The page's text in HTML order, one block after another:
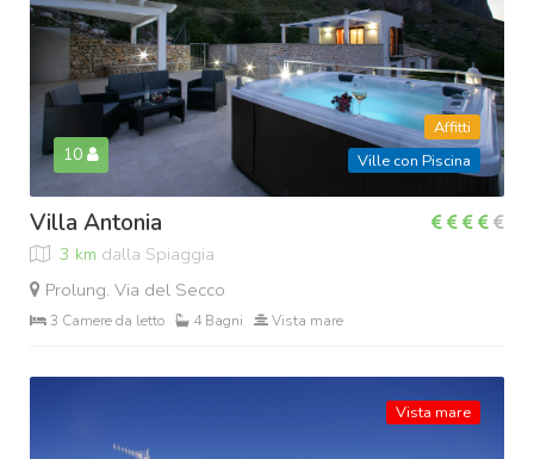
10
Affitti
Ville con Piscina
Villa Antonia
3 km dalla Spiaggia
Prolung. Via del Secco
3 Camere da letto 4 Bagni Vista mare
Vista mare